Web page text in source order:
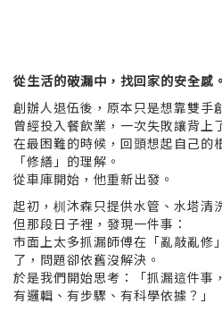
從生活的破漏中，找回家的安全感。
創辦人退伍後，原本只是想靠雙手
曾經投入餐飲業，一次失敗讓背上
在最困難的時候，回頭想起自己
「修繕」的理解。
從車庫開始，他重新出發。
起初，杊沐森只提供水管、水塔清
但那段日子裡，發現一件事：
市面上太多抓漏師傅在「亂敲亂修
了，問題卻依舊沒解決。
於是我們開始思考：「抓漏這件事
有邏輯、有步驟、有科學依據？」